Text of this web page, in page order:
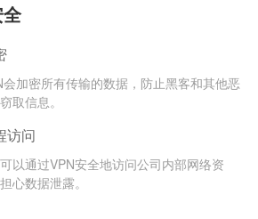
加密所有传输的数据，防止黑客和其他恶
取信息。
访问
以通过VPN安全地访问公司内部网络资
心数据泄露。